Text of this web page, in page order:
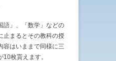
語」、「数学」などの
止まるとその教科の授
容はいままで同様に三
枚貰えます。